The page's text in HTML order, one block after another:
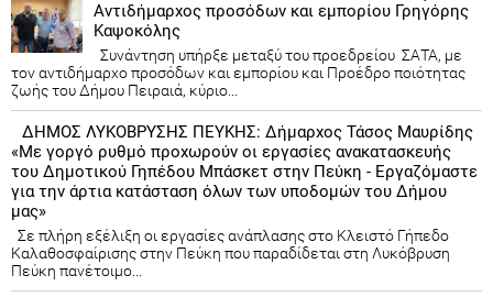
Αντιδήμαρχος προσόδων και εμπορίου Γρηγόρης
Καψοκόλης
Συνάντηση υπήρξε μεταξύ του προεδρείου ΣΑΤΑ, με
τον αντιδήμαρχο προσόδων και εμπορίου και Προέδρο ποιότητας
ζωής του Δήμου Πειραιά, κύριο...
ΔΗΜΟΣ ΛΥΚΟΒΡΥΣΗΣ ΠΕΥΚΗΣ: Δήμαρχος Τάσος Μαυρίδης
«Με γοργό ρυθμό προχωρούν οι εργασίες ανακατασκευής
του Δημοτικού Γηπέδου Μπάσκετ στην Πεύκη - Εργαζόμαστε
για την άρτια κατάσταση όλων των υποδομών του Δήμου
μας»
Σε πλήρη εξέλιξη οι εργασίες ανάπλασης στο Κλειστό Γήπεδο
Καλαθοσφαίρισης στην Πεύκη που παραδίδεται στη Λυκόβρυση
Πεύκη πανέτοιμο...